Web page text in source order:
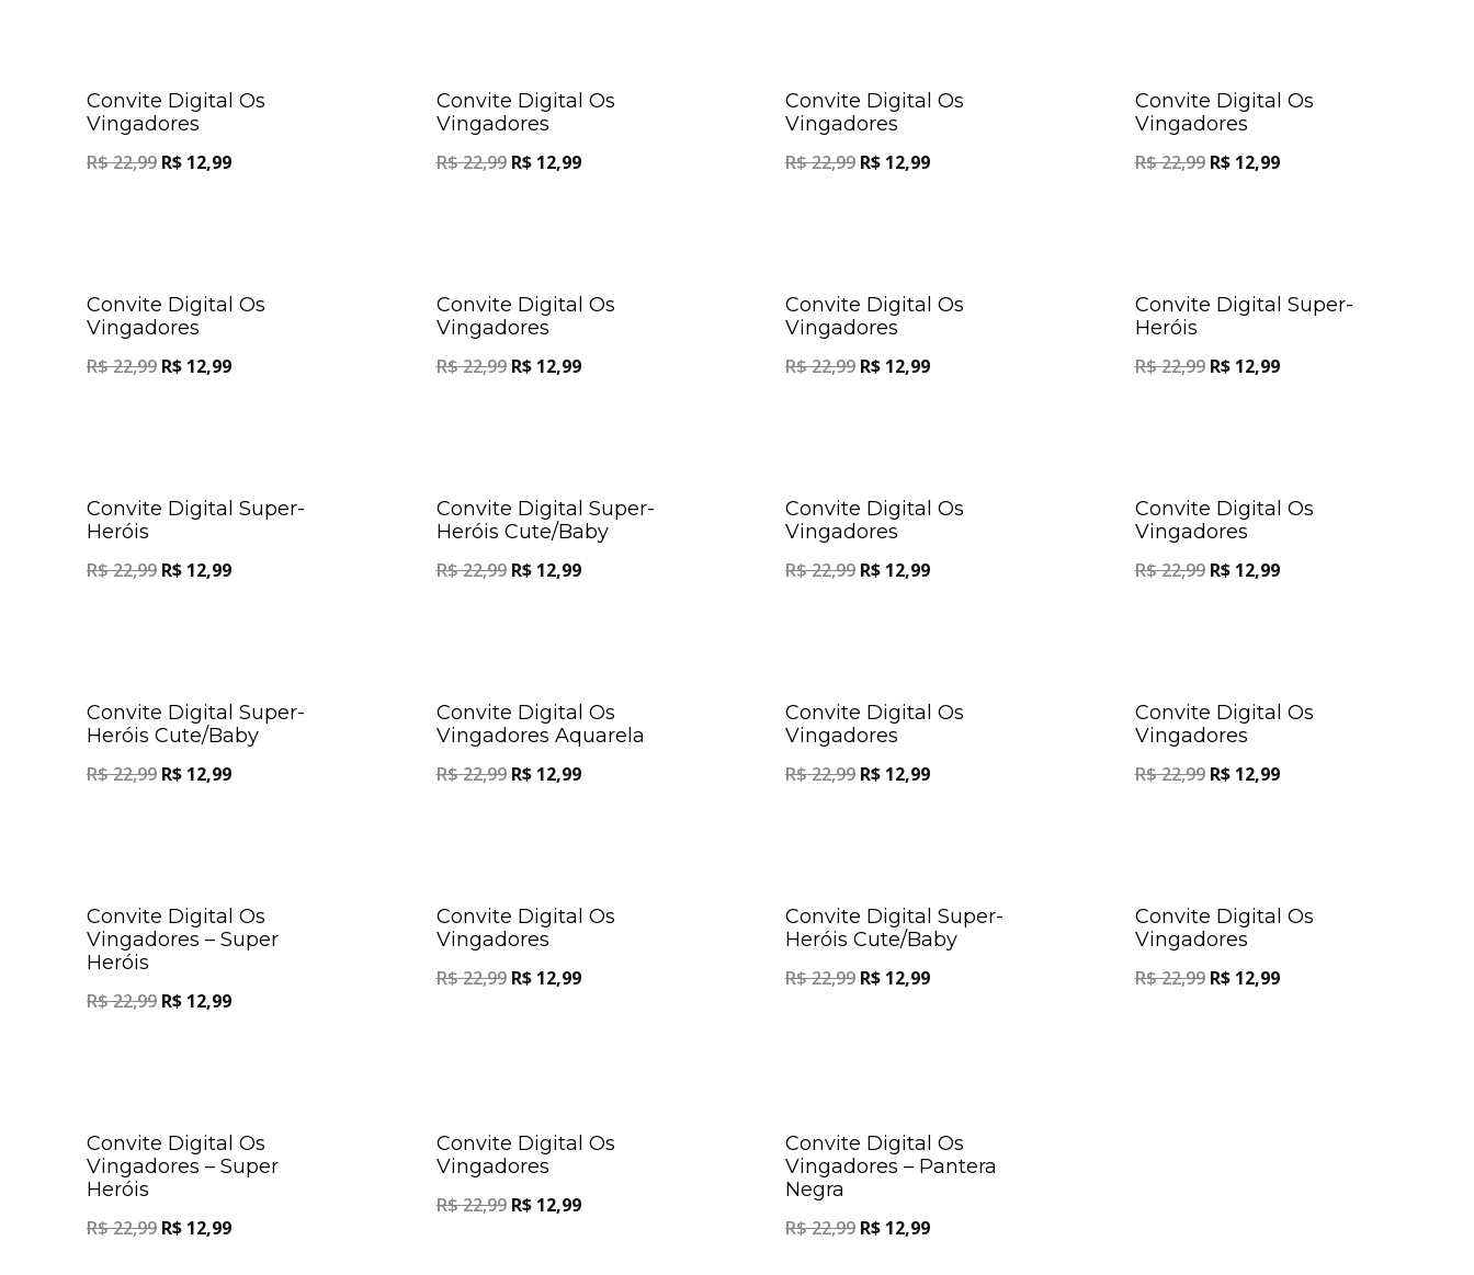
Convite Digital Os
Vingadores
R$22,99 R$ 12,99
Convite Digital Os
Vingadores
R$22,99 R$12,99
Convite Digital Os
Vingadores
R$22,99 R$ 12,99
Convite Digital Os
Vingadores
R$22,99 R$12,99
Convite Digital Os
Vingadores
R$22,99 R$ 12,99
Convite Digital Os
Vingadores
R$22,99 R$12,99
Convite Digital Os
Vingadores
R$22,99 R$ 12,99
Convite Digital Super-
Heróis
R$22,99 R$12,99
Convite Digital Super-
Heróis
R$22,99 R$ 12,99
Convite Digital Super-
Heróis Cute/Baby
R$22,99 R$12,99
Convite Digital Os
Vingadores
R$22,99 R$ 12,99
Convite Digital Os
Vingadores
R$22,99 R$12,99
Convite Digital Super-
Heróis Cute/Baby
R$22,99 R$ 12,99
Convite Digital Os
Vingadores Aquarela
R$22,99 R$12,99
Convite Digital Os
Vingadores
R$22,99 R$ 12,99
Convite Digital Os
Vingadores
R$22,99 R$12,99
Convite Digital Os
Vingadores – Super
Heróis
R$22,99 R$ 12,99
Convite Digital Os
Vingadores
R$22,99 R$12,99
Convite Digital Super-
Heróis Cute/Baby
R$22,99 R$ 12,99
Convite Digital Os
Vingadores
R$22,99 R$12,99
Convite Digital Os
Vingadores – Super
Heróis
R$22,99 R$ 12,99
Convite Digital Os
Vingadores
R$22,99 R$12,99
Convite Digital Os
Vingadores – Pantera
Negra
R$22,99 R$ 12,99